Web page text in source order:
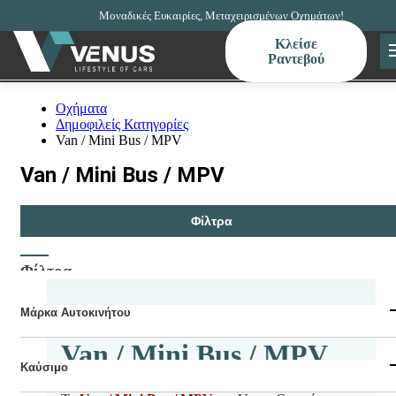
Μοναδικές Ευκαιρίες, Μεταχειρισμένων Οχημάτων!
Κλείσε
Ραντεβού
Οχήματα
Δημοφιλείς Κατηγορίες
Van / Mini Bus / MPV
Van / Mini Bus / MPV
Φίλτρα
Φίλτρα
Μάρκα Αυτοκινήτου
Hyundai
Iveco
ΚαύσιμοVan / Mini Bus / MPV